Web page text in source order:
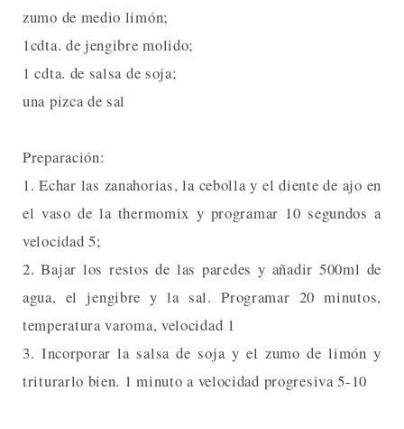
zumo de medio limón;
1cdta. de jengibre molido;
1 cdta. de salsa de soja;
una pizca de sal
Preparación:
1. Echar las zanahorias, la cebolla y el diente de ajo en
el vaso de la thermomix y programar 10 segundos a
velocidad 5;
2. Bajar los restos de las paredes y añadir 500ml de
agua, el jengibre y la sal. Programar 20 minutos,
temperatura varoma, velocidad 1
3. Incorporar la salsa de soja y el zumo de limón y
triturarlo bien. 1 minuto a velocidad progresiva 5-10